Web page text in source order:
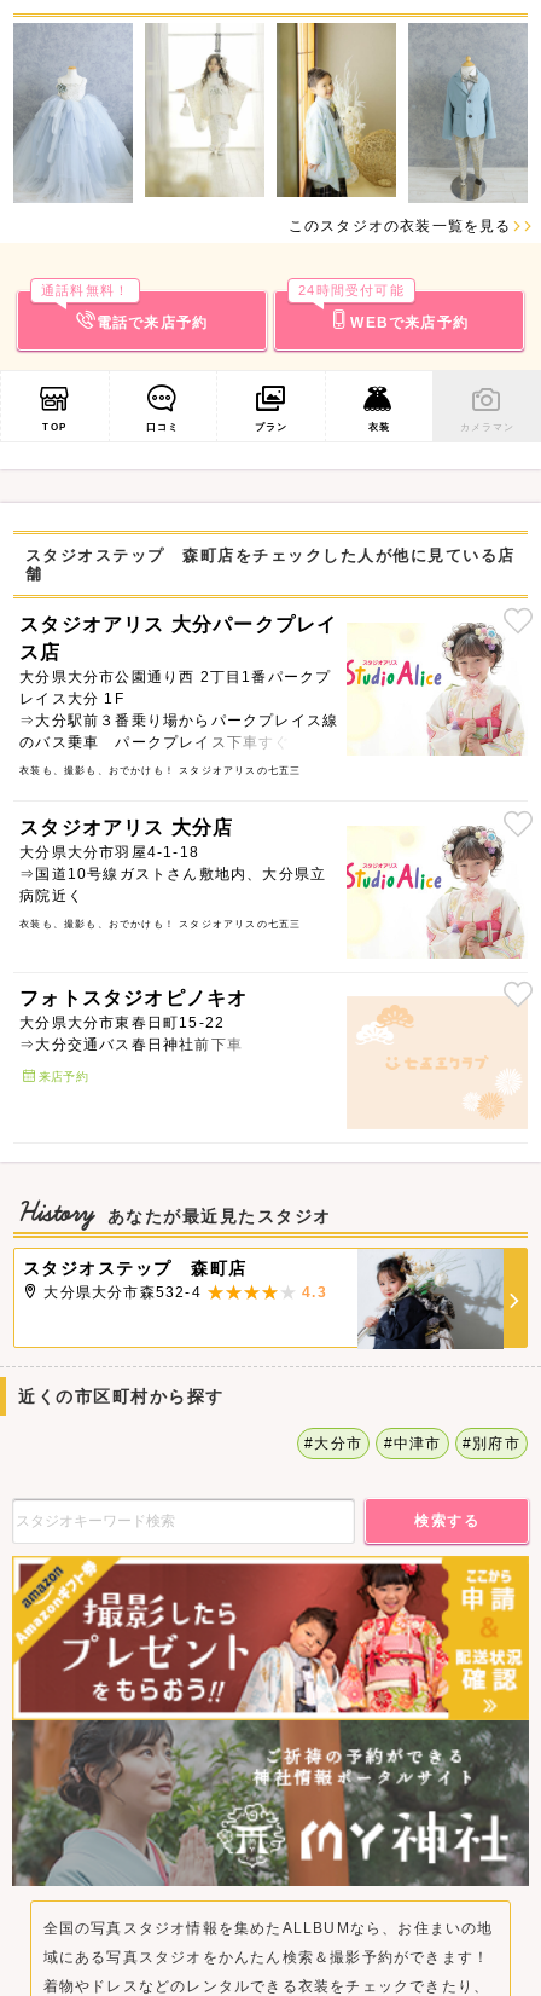
このスタジオの衣装一覧を見る
電話で来店予約
通話料無料！
WEBで来店予約
24時間受付可能
TOP 口コミ プラン 衣装 カメラマン
スタジオステップ 森町店をチェックした人が他に見ている店
舗
スタジオアリス 大分パークプレイ
ス店
大分県大分市公園通り西 2丁目1番パークプ
レイス大分 1F
⇒大分駅前３番乗り場からパークプレイス線
のバス乗車 パークプレイス下車すぐ
衣装も、撮影も、おでかけも！ スタジオアリスの七五三
スタジオアリス 大分店
大分県大分市羽屋4-1-18
⇒国道10号線ガストさん敷地内、大分県立
病院近く
衣装も、撮影も、おでかけも！ スタジオアリスの七五三
フォトスタジオピノキオ
大分県大分市東春日町15-22
⇒大分交通バス春日神社前下車
来店予約
History あなたが最近見たスタジオ
スタジオステップ 森町店
大分県大分市森532-4 4.3
近くの市区町村から探す
#大分市 #中津市 #別府市
検索する
全国の写真スタジオ情報を集めたALLBUMなら、お住まいの地
域にある写真スタジオをかんたん検索＆撮影予約ができます！
着物やドレスなどのレンタルできる衣装をチェックできたり、